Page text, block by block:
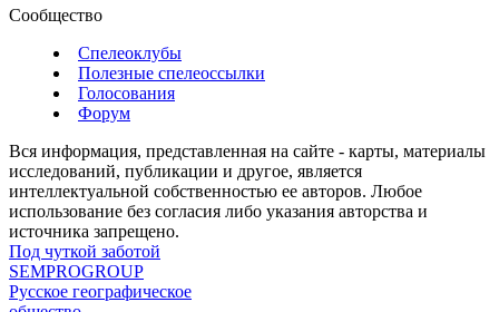
Сообщество
Спелеоклубы
Полезные спелеоссылки
Голосования
Форум
Вся информация, представленная на сайте - карты, материалы
исследований, публикации и другое, является
интеллектуальной собственностью ее авторов. Любое
использование без согласия либо указания авторства и
источника запрещено.
Под чуткой заботой
SEMPROGROUP
Русское географическое